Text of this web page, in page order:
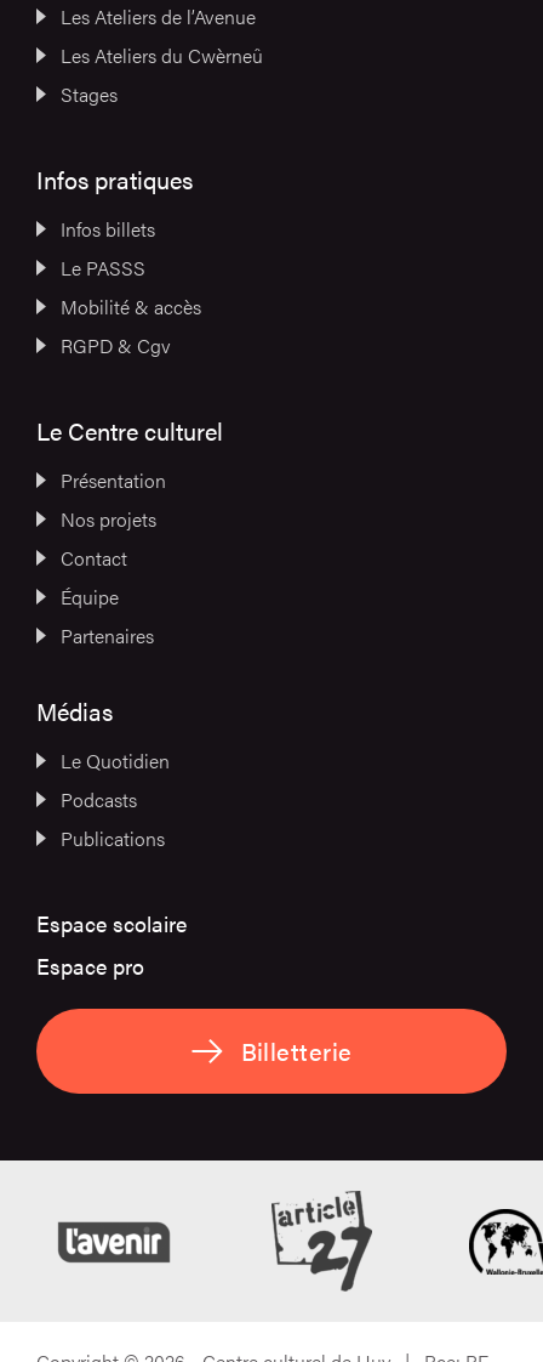
Les Ateliers de l’Avenue
Les Ateliers du Cwèrneû
Stages
Infos pratiques
Infos billets
Le PASSS
Mobilité & accès
RGPD & Cgv
Le Centre culturel
Présentation
Nos projets
Contact
Équipe
Partenaires
Médias
Le Quotidien
Podcasts
Publications
Espace scolaire
Espace pro
Billetterie